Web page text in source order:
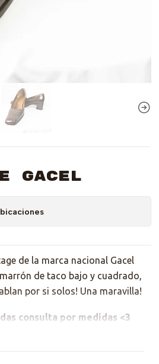
Gacel
de la marca nacional Gacel
marrón de taco bajo y cuadrado,
por si solos! Una maravilla!
consulta por medidas <3